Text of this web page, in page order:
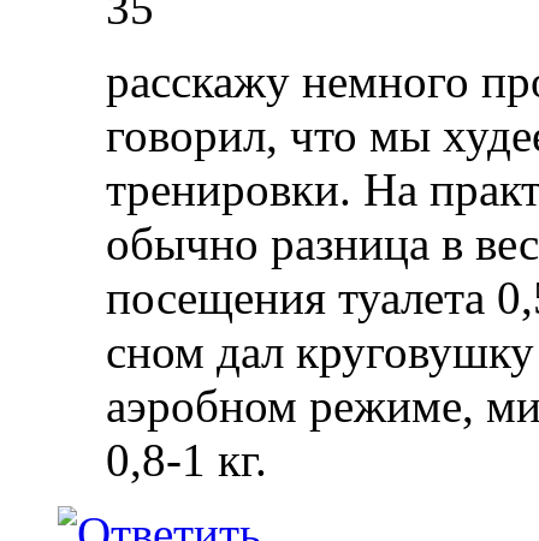
расскажу немного
говорил, что мы
тренировки. На
обычно разница в
посещения туалета
сном дал круговушку
аэробном режиме,
0,8-1 кг.